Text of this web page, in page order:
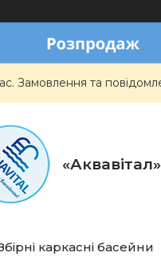
Замовлення та
каркасні басейни